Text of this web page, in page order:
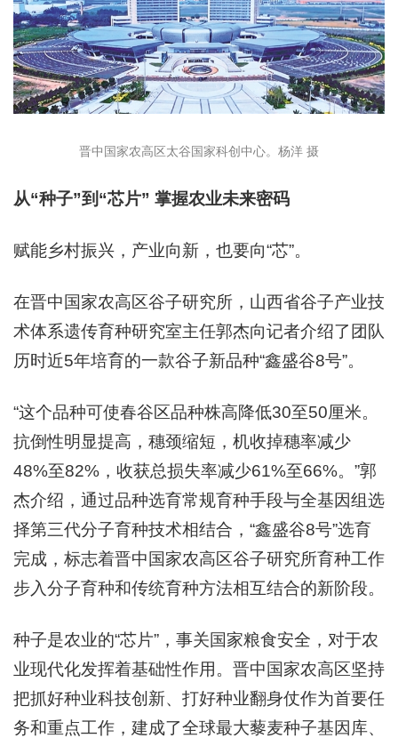
晋中国家农高区太谷国家科创中心。杨洋 摄
从“种子”到“芯片” 掌握农业未来密码
赋能乡村振兴，产业向新，也要向“芯”。
在晋中国家农高区谷子研究所，山西省谷子产业技
术体系遗传育种研究室主任郭杰向记者介绍了团队
历时近5年培育的一款谷子新品种“鑫盛谷8号”。
“这个品种可使春谷区品种株高降低30至50厘米。
抗倒性明显提高，穗颈缩短，机收掉穗率减少
48%至82%，收获总损失率减少61%至66%。”郭
杰介绍，通过品种选育常规育种手段与全基因组选
择第三代分子育种技术相结合，“鑫盛谷8号”选育
完成，标志着晋中国家农高区谷子研究所育种工作
步入分子育种和传统育种方法相互结合的新阶段。
种子是农业的“芯片”，事关国家粮食安全，对于农
业现代化发挥着基础性作用。晋中国家农高区坚持
把抓好种业科技创新、打好种业翻身仗作为首要任
务和重点工作，建成了全球最大藜麦种子基因库、